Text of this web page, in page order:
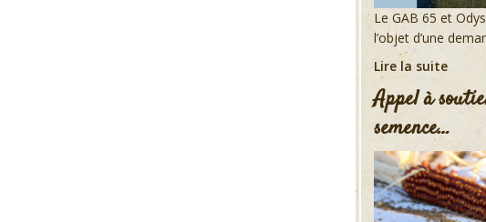
Le GAB 65 et
l’objet d’une
Lire la suite
Appel à
semence…